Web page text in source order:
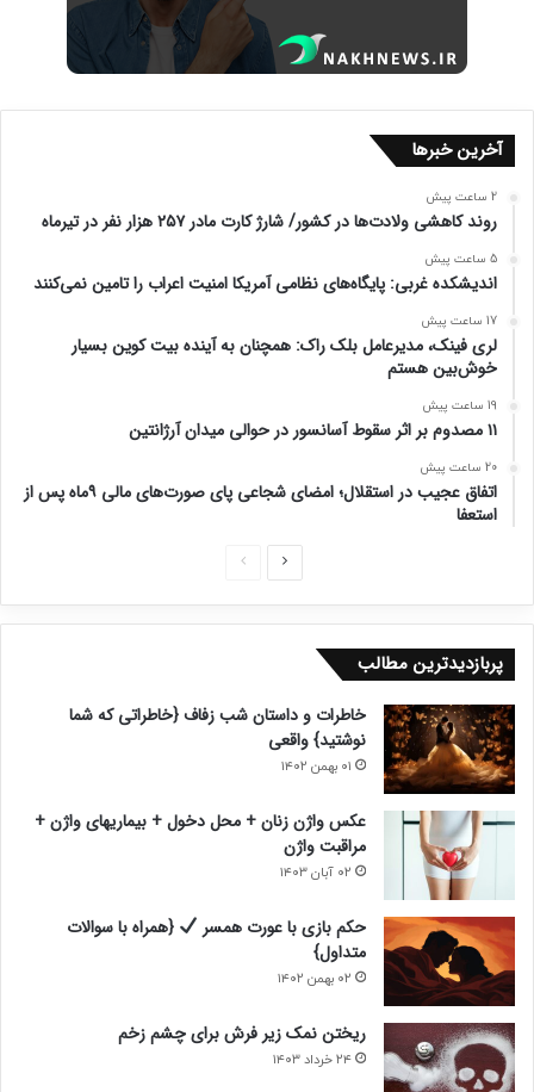
آخرین خبرها
2 ساعت پیش
روند کاهشی ولادت‌ها در کشور/ شارژ کارت مادر ۲۵۷ هزار نفر در تیرماه
5 ساعت پیش
اندیشکده غربی: پایگاه‌های نظامی آمریکا امنیت اعراب را تامین نمی‌کنند
17 ساعت پیش
لری فینک، مدیرعامل بلک راک: همچنان به آینده بیت کوین بسیار
خوش‌بین هستم
19 ساعت پیش
۱۱ مصدوم بر اثر سقوط آسانسور در حوالی میدان آرژانتین
20 ساعت پیش
اتفاق عجیب در استقلال؛ امضای شجاعی پای صورت‌های مالی ۹ماه پس از
استعفا
ح
ح
د
پربازدیدترین مطالب
خاطرات و داستان شب زفاف {خاطراتی که شما
نوشتید} واقعی
۰۱ بهمن ۱۴۰۲
عکس واژن زنان + محل دخول + بیماریهای واژن +
مراقبت واژن
۰۲ آبان ۱۴۰۳
حکم بازی با عورت همسر
{همراه با سوالات
متداول}
۰۲ بهمن ۱۴۰۲
ریختن نمک زیر فرش برای چشم زخم
۲۴ خرداد ۱۴۰۳